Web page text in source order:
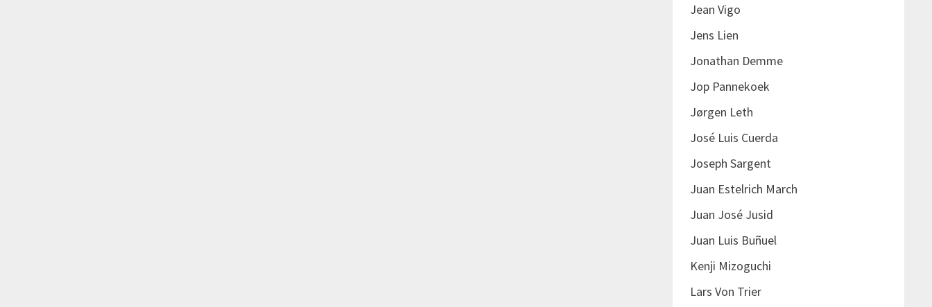
Jean Vigo
Jens Lien
Jonathan Demme
Jop Pannekoek
Jørgen Leth
José Luis Cuerda
Joseph Sargent
Juan Estelrich March
Juan José Jusid
Juan Luis Buñuel
Kenji Mizoguchi
Lars Von Trier